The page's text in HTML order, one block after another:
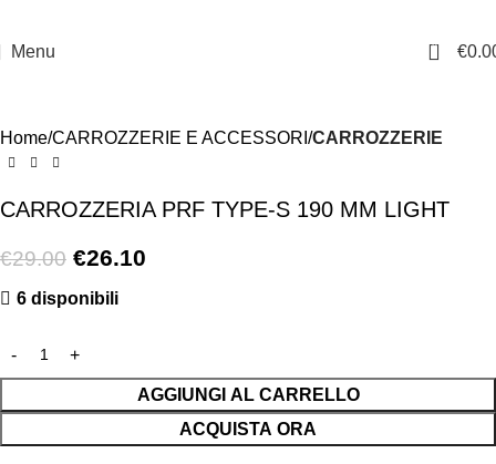
Menu 0 €
Home CARROZZERIE E ACCESSORI CARROZZERIE
CARROZZERIA PRF TYPE-S 190 MM LIGHT
€29.00 €26.10
6 disponibili
AGGIUNGI AL CARRELLO
ACQUISTA ORA